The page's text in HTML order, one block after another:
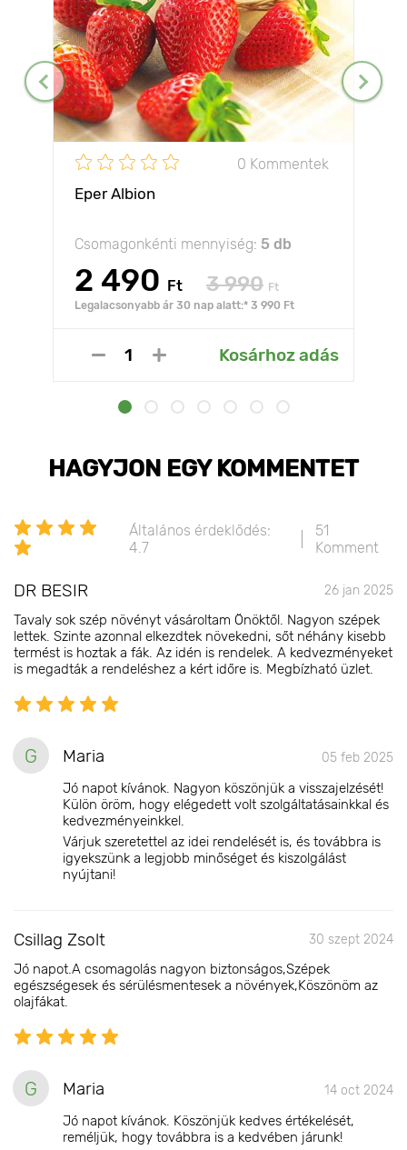
0 Kommentek
Eper Albion
Csomagonkénti mennyiség: 5 db
2 490 Ft 3 990 Ft
Legalacsonyabb ár 30 nap alatt:* 3 990 Ft
Kosárhoz adás
HAGYJON EGY KOMMENTET
Általános érdeklődés:
4.7
51
Komment
DR BESIR 26 jan 2025
Tavaly sok szép növényt vásároltam Önöktől. Nagyon szépek
lettek. Szinte azonnal elkezdtek növekedni, sőt néhány kisebb
termést is hoztak a fák. Az idén is rendelek. A kedvezményeket
is megadták a rendeléshez a kért időre is. Megbízható üzlet.
G Maria 05 feb 2025
Jó napot kívánok. Nagyon köszönjük a visszajelzését!
Külön öröm, hogy elégedett volt szolgáltatásainkkal és
kedvezményeinkkel.
Várjuk szeretettel az idei rendelését is, és továbbra is
igyekszünk a legjobb minőséget és kiszolgálást
nyújtani!
Csillag Zsolt 30 szept 2024
Jó napot.A csomagolás nagyon biztonságos,Szépek
egészségesek és sérülésmentesek a növények,Köszönöm az
olajfákat.
G Maria 14 oct 2024
Jó napot kívánok. Köszönjük kedves értékelését,
reméljük, hogy továbbra is a kedvében járunk!